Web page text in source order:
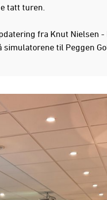
tatt turen.
fra Knut Nielsen -
til Peggen